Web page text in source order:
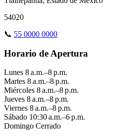
54020
📞 55 0000 0000
Horario de Apertura
Lunes 8 a.m.–8 p.m.
Martes 8 a.m.–8 p.m.
Miércoles 8 a.m.–8 p.m.
Jueves 8 a.m.–8 p.m.
Viernes 8 a.m.–8 p.m.
Sábado 10:30 a.m.–6 p.m.
Domingo Cerrado